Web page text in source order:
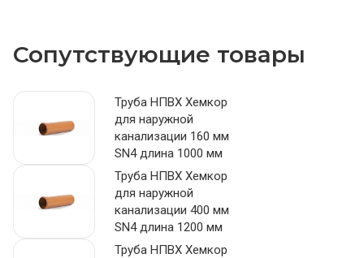
Сопутствующие товары
Труба НПВХ Хемкор
для наружной
канализации 160 мм
SN4 длина 1000 мм
Труба НПВХ Хемкор
для наружной
канализации 400 мм
SN4 длина 1200 мм
Труба НПВХ Хемкор